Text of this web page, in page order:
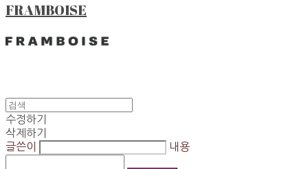
FRAMBOISE
수정하기
삭제하기
글쓴이
내용